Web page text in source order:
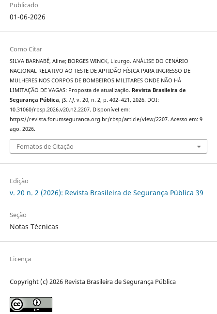
Publicado
01-06-2026
Como Citar
SILVA BARNABÉ, Aline; BORGES WINCK, Licurgo. ANÁLISE DO CENÁRIO
NACIONAL RELATIVO AO TESTE DE APTIDÃO FÍSICA PARA INGRESSO DE
MULHERES NOS CORPOS DE BOMBEIROS MILITARES ONDE NÃO HÁ
LIMITAÇÃO DE VAGAS: Proposta de atualização. Revista Brasileira de
Segurança Pública, [S. l.], v. 20, n. 2, p. 402–421, 2026. DOI:
10.31060/rbsp.2026.v20.n2.2207. Disponível em:
https://revista.forumseguranca.org.br/rbsp/article/view/2207. Acesso em: 9
ago. 2026.
Fomatos de Citação
Edição
v. 20 n. 2 (2026): Revista Brasileira de Segurança Pública 39
Seção
Notas Técnicas
Licença
Copyright (c) 2026 Revista Brasileira de Segurança Pública